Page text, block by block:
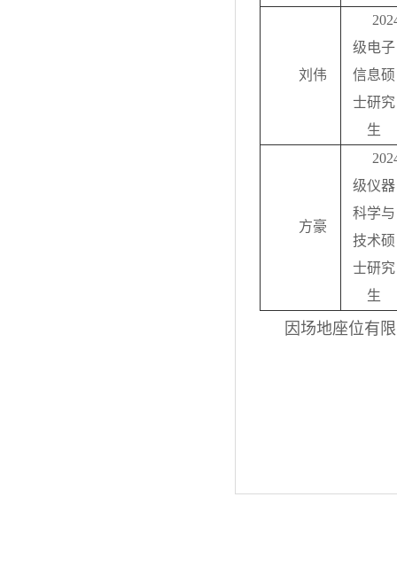
刘伟
级电子
信息硕
士研究
生
方豪
级仪器
科学与
技术硕
士研究
生
因场地座位有